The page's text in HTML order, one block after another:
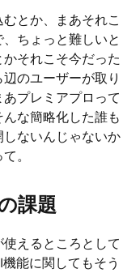
とか、まあそれこ
ちょっと難しいと
それこそ今だった
のユーザーが取り
プレミアプロって
な簡略化した誰も
ないんじゃないか
。
課題
えるところとして
能に関してもそう